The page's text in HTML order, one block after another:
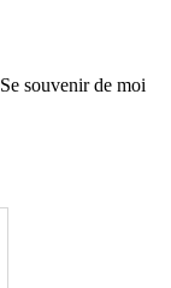
Se souvenir de moi